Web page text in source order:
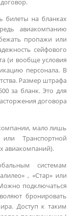
билеты на бланках
авиакомпанию
пропажи или
сейфового
(и вообще условия
персонала. В
Размер штрафа
за бланк. Это для
договора
мало лишь
Транспортной
авиакомпаний).
системам
, «Стар» или
подключаться
бронировать
Доступ к таким